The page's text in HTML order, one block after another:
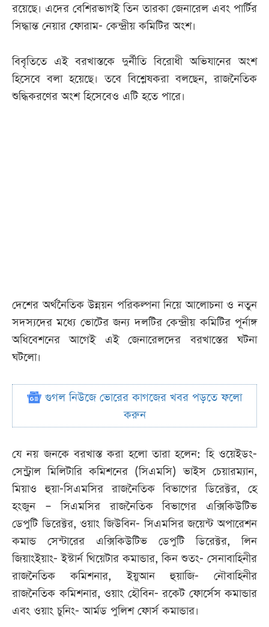
রয়েছে। এদের বেশিরভাগই তিন তারকা জেনারেল এবং পার্টির
সিদ্ধান্ত নেয়ার ফোরাম- কেন্দ্রীয় কমিটির অংশ।
বিবৃতিতে এই বরখাস্তকে দুর্নীতি বিরোধী অভিযানের অংশ
হিসেবে বলা হয়েছে। তবে বিশ্লেষকরা বলছেন, রাজনৈতিক
শুদ্ধিকরণের অংশ হিসেবেও এটি হতে পারে।
দেশের অর্থনৈতিক উন্নয়ন পরিকল্পনা নিয়ে আলোচনা ও নতুন
সদস্যদের মধ্যে ভোটের জন্য দলটির কেন্দ্রীয় কমিটির পূর্নাঙ্গ
অধিবেশনের আগেই এই জেনারেলদের বরখাস্তের ঘটনা
ঘটলো।
গুগল নিউজে ভোরের কাগজের খবর পড়তে ফলো
করুন
যে নয় জনকে বরখাস্ত করা হলো তারা হলেন: হি ওয়েইডং-
সেন্ট্রাল মিলিটারি কমিশনের (সিএমসি) ভাইস চেয়ারম্যান,
মিয়াও হুয়া-সিএমসির রাজনৈতিক বিভাগের ডিরেক্টর, হে
হংজুন – সিএমসির রাজনৈতিক বিভাগের এক্সিকিউটিভ
ডেপুটি ডিরেক্টর, ওয়াং জিউবিন- সিএমসির জয়েন্ট অপারেশন
কমান্ড সেন্টারের এক্সিকিউটিভ ডেপুটি ডিরেক্টর, লিন
জিয়াংইয়াং- ইস্টার্ন থিয়েটার কমান্ডার, কিন শুতং- সেনাবাহিনীর
রাজনৈতিক কমিশনার, ইয়ুআন হুয়াজি- নৌবাহিনীর
রাজনৈতিক কমিশনার, ওয়াং হৌবিন- রকেট ফোর্সেস কমান্ডার
এবং ওয়াং চুনিং- আর্মড পুলিশ ফোর্স কমান্ডার।